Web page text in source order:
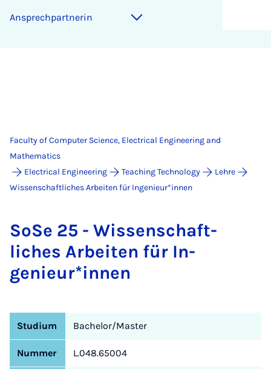
An­s­prech­part­ner­in
Faculty of Computer Science, Electrical Engineering and
Mathematics
Electrical Engineering
Teaching Technology
Lehre
Wissenschaftliches Arbeiten für Ingenieur*innen
SoSe 25 - Wis­senschaft­
liches Arbeiten für In­
genieur*innen
Studium Bachelor/Master
Nummer L.048.65004